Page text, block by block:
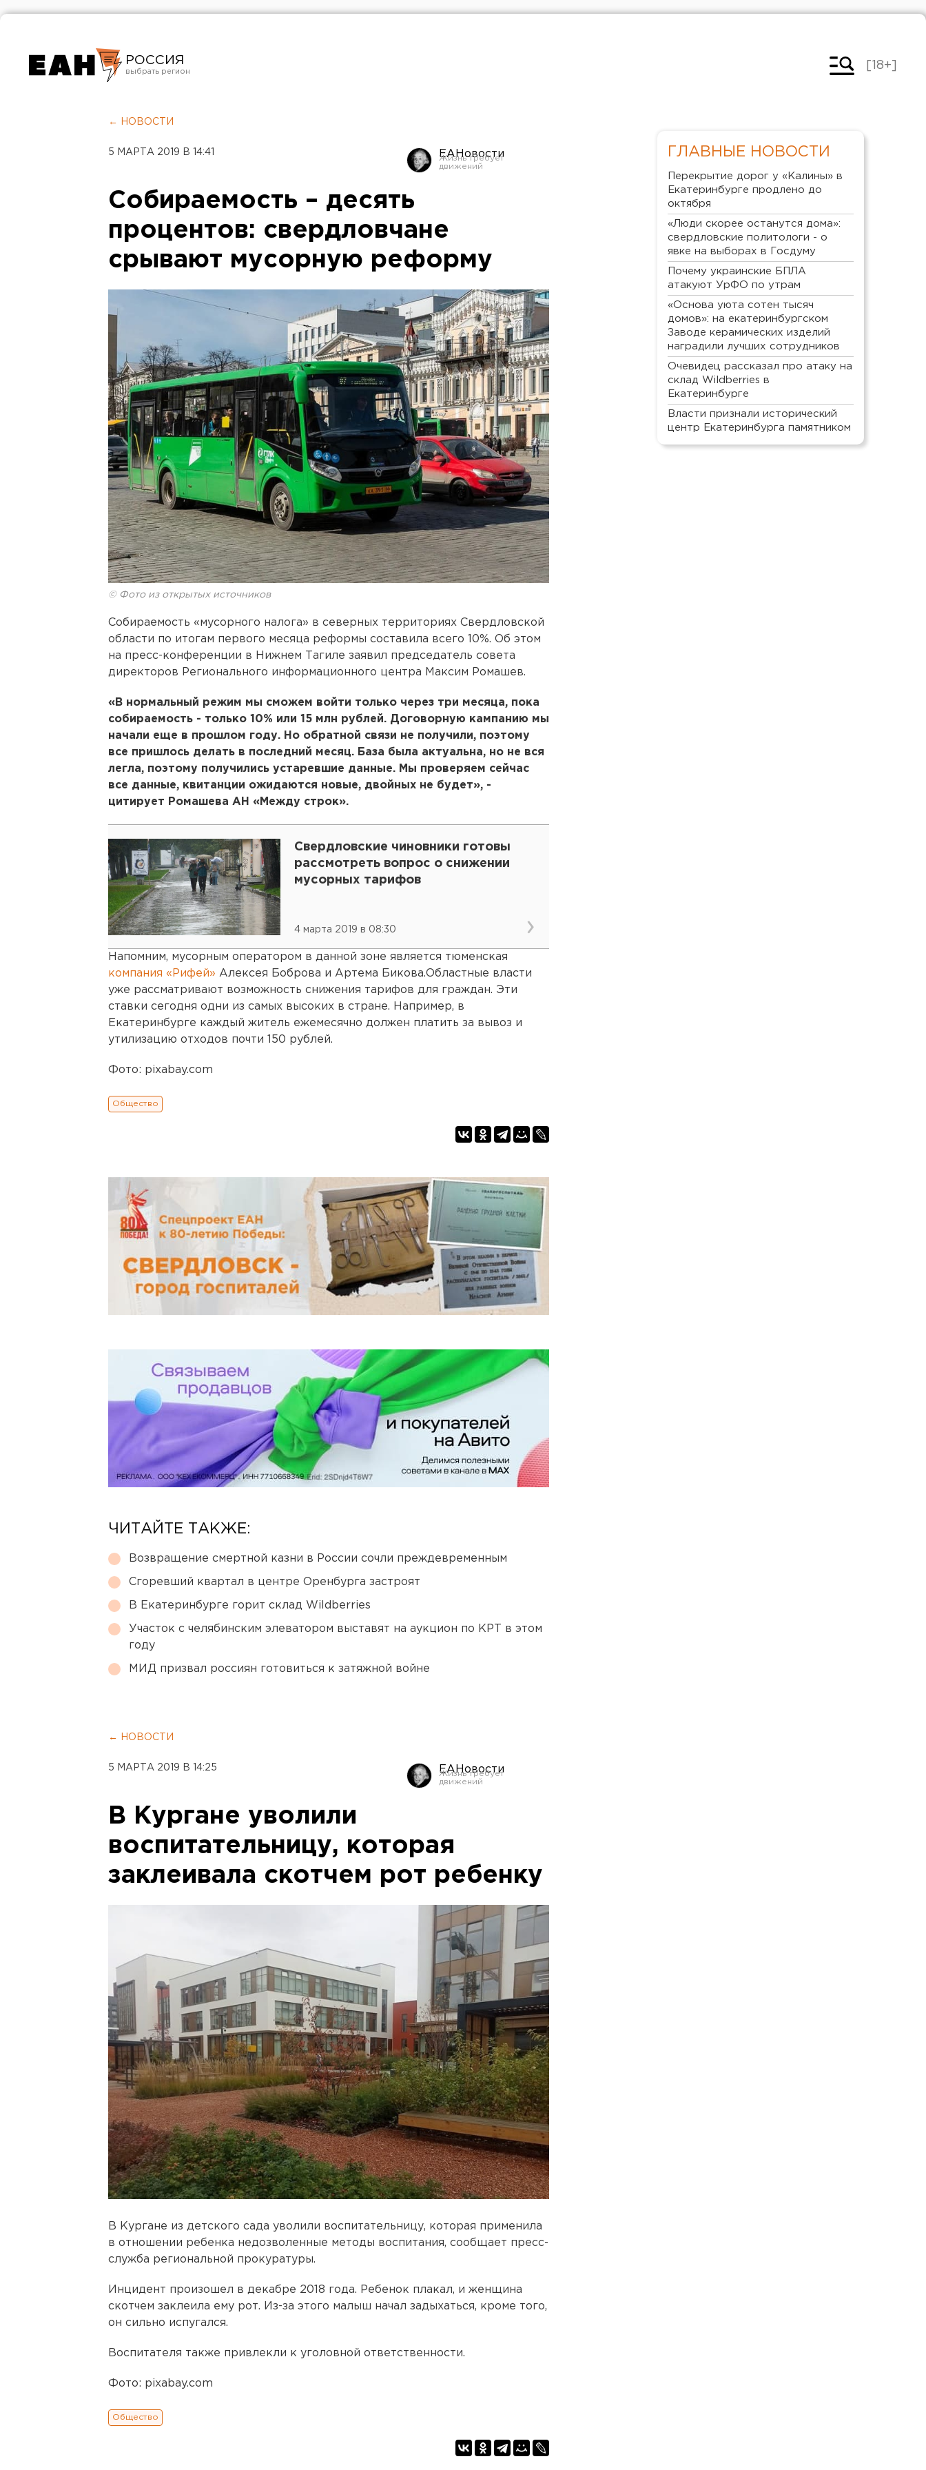
РОССИЯ
Челябинск
[18+]
← НОВОСТИ
5 МАРТА 2019 В 14:41 ЕАНовости
Собираемость – десять
процентов: свердловчане
срывают мусорную реформу
© Фото из открытых источников
Собираемость «мусорного налога» в северных территориях Свердловской
области по итогам первого месяца реформы составила всего 10%. Об этом
на пресс-конференции в Нижнем Тагиле заявил председатель совета
директоров Регионального информационного центра Максим Ромашев.
«В нормальный режим мы сможем войти только через три месяца, пока
собираемость - только 10% или 15 млн рублей. Договорную кампанию мы
начали еще в прошлом году. Но обратной связи не получили, поэтому
все пришлось делать в последний месяц. База была актуальна, но не вся
легла, поэтому получились устаревшие данные. Мы проверяем сейчас
все данные, квитанции ожидаются новые, двойных не будет», -
цитирует Ромашева АН «Между строк».
Свердловские чиновники готовы
рассмотреть вопрос о снижении
мусорных тарифов
4 марта 2019 в 08:30
Напомним, мусорным оператором в данной зоне является тюменская
компания «Рифей» Алексея Боброва и Артема Бикова.Областные власти
уже рассматривают возможность снижения тарифов для граждан. Эти
ставки сегодня одни из самых высоких в стране. Например, в
Екатеринбурге каждый житель ежемесячно должен платить за вывоз и
утилизацию отходов почти 150 рублей.
Фото: pixabay.com
Общество
ЧИТАЙТЕ ТАКЖЕ:
Возвращение смертной казни в России сочли преждевременным
Сгоревший квартал в центре Оренбурга застроят
В Екатеринбурге горит склад Wildberries
Участок с челябинским элеватором выставят на аукцион по КРТ в этом
году
МИД призвал россиян готовиться к затяжной войне
← НОВОСТИ
5 МАРТА 2019 В 14:25 ЕАНовости
В Кургане уволили
воспитательницу, которая
заклеивала скотчем рот ребенку
В Кургане из детского сада уволили воспитательницу, которая применила
в отношении ребенка недозволенные методы воспитания, сообщает пресс-
служба региональной прокуратуры.
Инцидент произошел в декабре 2018 года. Ребенок плакал, и женщина
скотчем заклеила ему рот. Из-за этого малыш начал задыхаться, кроме того,
он сильно испугался.
Воспитателя также привлекли к уголовной ответственности.
Фото: pixabay.com
Общество
ГЛАВНЫЕ НОВОСТИ
Перекрытие дорог у «Калины» в
Екатеринбурге продлено до
октября
«Люди скорее останутся дома»:
свердловские политологи - о
явке на выборах в Госдуму
Почему украинские БПЛА
атакуют УрФО по утрам
«Основа уюта сотен тысяч
домов»: на екатеринбургском
Заводе керамических изделий
наградили лучших сотрудников
Очевидец рассказал про атаку на
склад Wildberries в
Екатеринбурге
Власти признали исторический
центр Екатеринбурга памятником